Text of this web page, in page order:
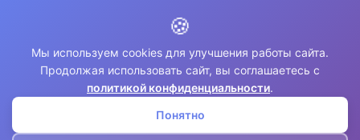
🎨 Для развития креативности
🧘 Для медитации и расслабления
👨‍👩‍👧‍👦 Для семейного досуга
© 2026 Раскраски Антистресс. Все права
🍪
Мы используем cookies для улучшения работы сайта.
Продолжая использовать сайт, вы соглашаетесь с
политикой конфиденциальности.
Понятно